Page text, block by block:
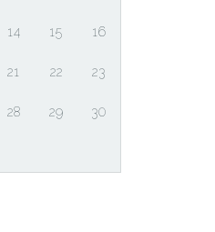
14 15 16
21 22 23
28 29 30